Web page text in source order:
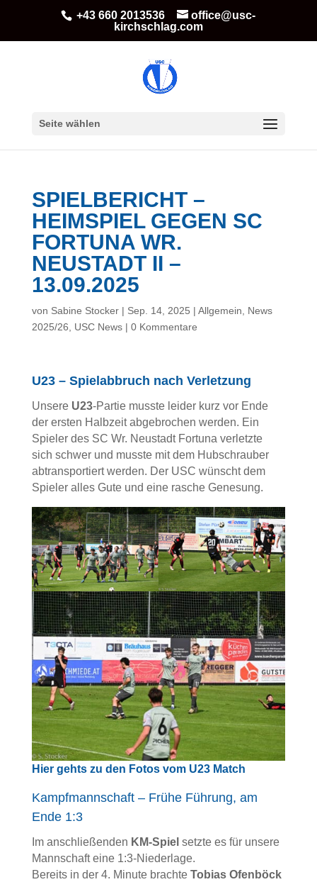
+43 660 2013536
office@usc-
kirchschlag.com
Seite wählen
SPIELBERICHT –
HEIMSPIEL GEGEN SC
FORTUNA WR.
NEUSTADT II –
13.09.2025
von Sabine Stocker| Sep. 14, 2025 | Allgemein
News
2025/26
USC News| 0 Kommentare
U23 – Spielabbruch nach Verletzung
Unsere U23-Partie musste leider kurz vor Ende
der ersten Halbzeit abgebrochen werden. Ein
Spieler des SC Wr. Neustadt Fortuna verletzte
sich schwer und musste mit dem Hubschrauber
abtransportiert werden. Der USC wünscht dem
Spieler alles Gute und eine rasche Genesung.
Hier gehts zu den Fotos vom U23 Match
Kampfmannschaft – Frühe Führung, am
Ende 1:3
Im anschließenden KM-Spiel setzte es für unsere
Mannschaft eine 1:3-Niederlage.
Bereits in der 4. Minute brachte Tobias Ofenböck